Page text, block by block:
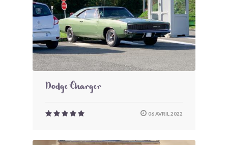
Dodge Charger
06 AVRIL 2022